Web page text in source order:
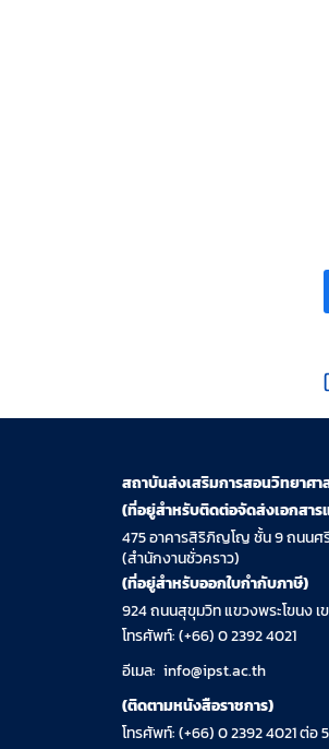
สถาบันส่งเสริมการสอนวิทยาศา
(ที่อยู่สำหรับติดต่อจัดส่งเอกสาร
475 อาคารสิริภิญโญ ชั้น 9 ถนนศ
(สำนักงานชั่วคราว)
(ที่อยู่สำหรับออกใบกำกับภาษี)
924 ถนนสุขุมวิท แขวงพระโขนง เ
โทรศัพท์: (+66) 0 2392 4021
อีเมล: info@ipst.ac.th
(ติดตามหนังสือราชการ)
โทรศัพท์: (+66) 0 2392 4021 ต่อ